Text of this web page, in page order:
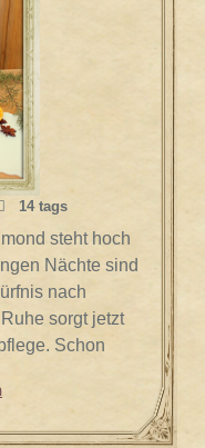
14 tags
steht hoch
Nächte sind
nach
sorgt jetzt
Schon